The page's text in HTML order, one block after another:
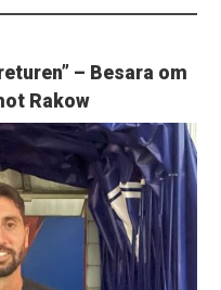
– Besara om
Rakow